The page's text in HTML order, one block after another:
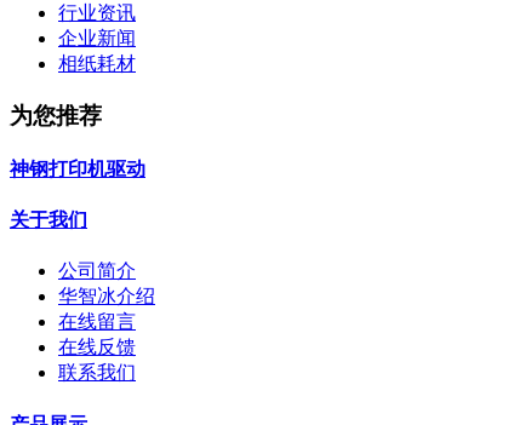
行业资讯
企业新闻
相纸耗材
为您推荐
神钢打印机驱动
关于我们
公司简介
华智冰介绍
在线留言
在线反馈
联系我们